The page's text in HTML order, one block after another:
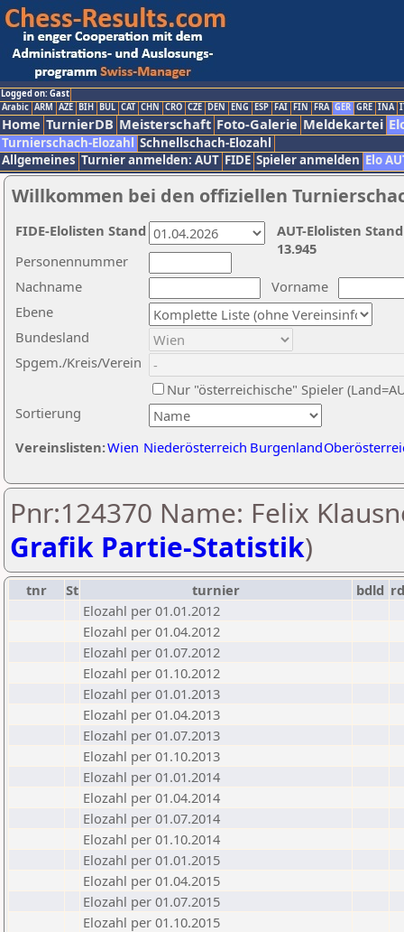
Logged on: Gast
Arabic ARM AZE BIH BUL CAT CHN CRO CZE DEN ENG ESP FAI FIN FRA GER GRE INA
Home TurnierDB Meisterschaft Foto-Galerie Meldekartei
Turnierschach-Elozahl Schnellschach-Elozahl
Allgemeines Turnier anmelden: AUT FIDE Spieler anmelden Elo
Willkommen bei den offiziellen
Nachname
Vorname
Ebene
Sortierung
Personennummer
Bundesland
Spgem./Kreis/Verein
Nur "österreichische" Spieler
Vereinslisten:Wien Niederösterreich Burgenland
AUT-Elolisten
13.945
FIDE-Elolisten Stand
Pnr:124370 Name: Felix
Grafik Partie-Statistik)
tnr St turnier bdld rd
Elozahl per 01.01.2012
Elozahl per 01.04.2012
Elozahl per 01.07.2012
Elozahl per 01.10.2012
Elozahl per 01.01.2013
Elozahl per 01.04.2013
Elozahl per 01.07.2013
Elozahl per 01.10.2013
Elozahl per 01.01.2014
Elozahl per 01.04.2014
Elozahl per 01.07.2014
Elozahl per 01.10.2014
Elozahl per 01.01.2015
Elozahl per 01.04.2015
Elozahl per 01.07.2015
Elozahl per 01.10.2015